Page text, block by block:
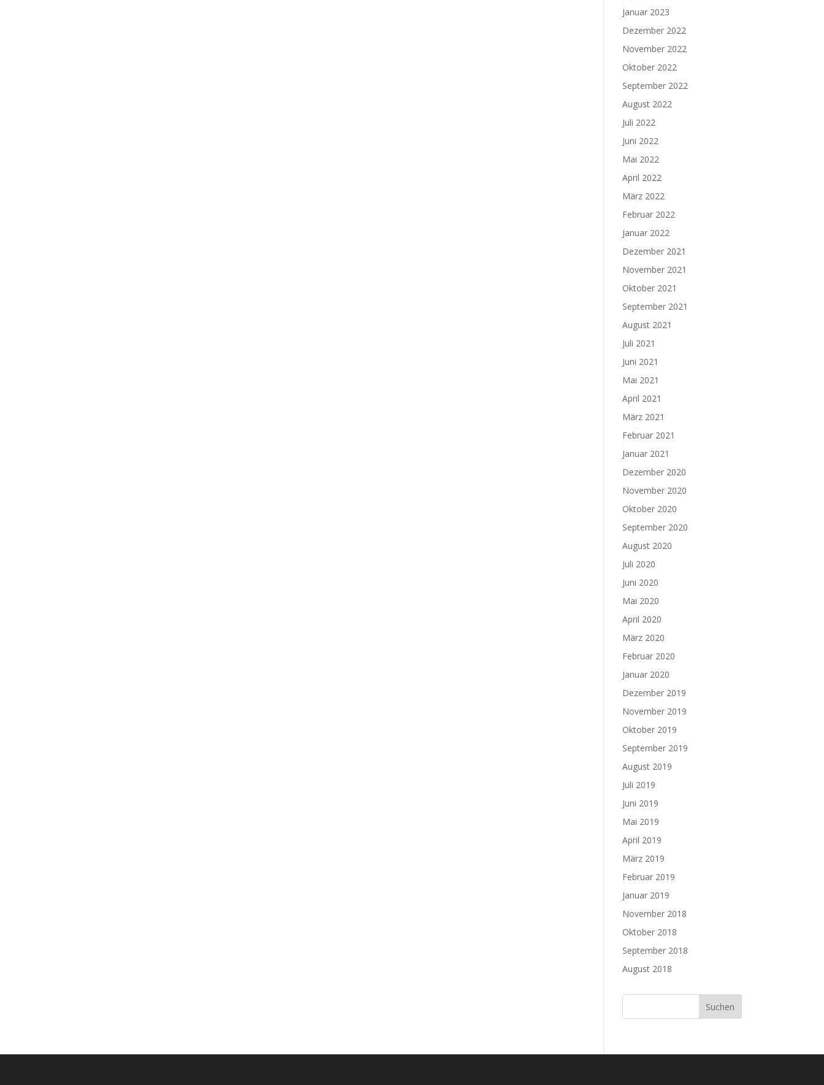
Januar 2023
Dezember 2022
November 2022
Oktober 2022
September 2022
August 2022
Juli 2022
Juni 2022
Mai 2022
April 2022
März 2022
Februar 2022
Januar 2022
Dezember 2021
November 2021
Oktober 2021
September 2021
August 2021
Juli 2021
Juni 2021
Mai 2021
April 2021
März 2021
Februar 2021
Januar 2021
Dezember 2020
November 2020
Oktober 2020
September 2020
August 2020
Juli 2020
Juni 2020
Mai 2020
April 2020
März 2020
Februar 2020
Januar 2020
Dezember 2019
November 2019
Oktober 2019
September 2019
August 2019
Juli 2019
Juni 2019
Mai 2019
April 2019
März 2019
Februar 2019
Januar 2019
November 2018
Oktober 2018
September 2018
August 2018